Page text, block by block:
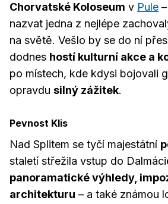
Chorvatské Koloseum v Pule
nazvat jedna z nejlépe
na světě. Vešlo by se do ní
dodnes hostí kulturní akce a
po místech, kde kdysi bojovali
opravdu silný zážitek.
Pevnost Klis
Nad Splitem se tyčí majestátní
staletí střežila vstup do
panoramatické výhledy,
architekturu – a také známou